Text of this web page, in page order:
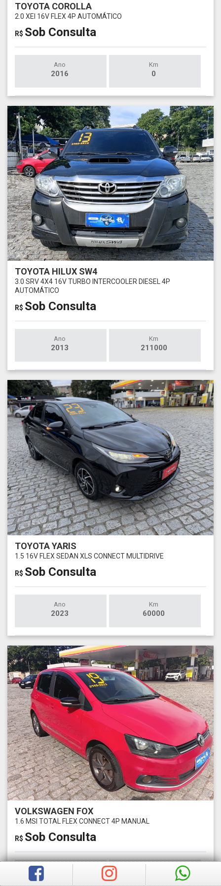
TOYOTA COROLLA
2.0 XEI 16V FLEX 4P AUTOMÁTICO
R$ Sob Consulta
Ano
2016
Km
0
TOYOTA HILUX SW4
3.0 SRV 4X4 16V TURBO INTERCOOLER DIESEL 4P
AUTOMÁTICO
R$ Sob Consulta
Ano
2013
Km
211000
TOYOTA YARIS
1.5 16V FLEX SEDAN XLS CONNECT MULTIDRIVE
R$ Sob Consulta
Ano
2023
Km
60000
VOLKSWAGEN FOX
1.6 MSI TOTAL FLEX CONNECT 4P MANUAL
R$ Sob Consulta